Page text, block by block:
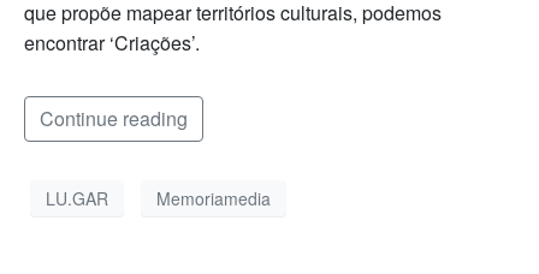
que propõe mapear territórios culturais, podemos
encontrar ‘Criações’.
Continue reading
LU.GAR Memoriamedia